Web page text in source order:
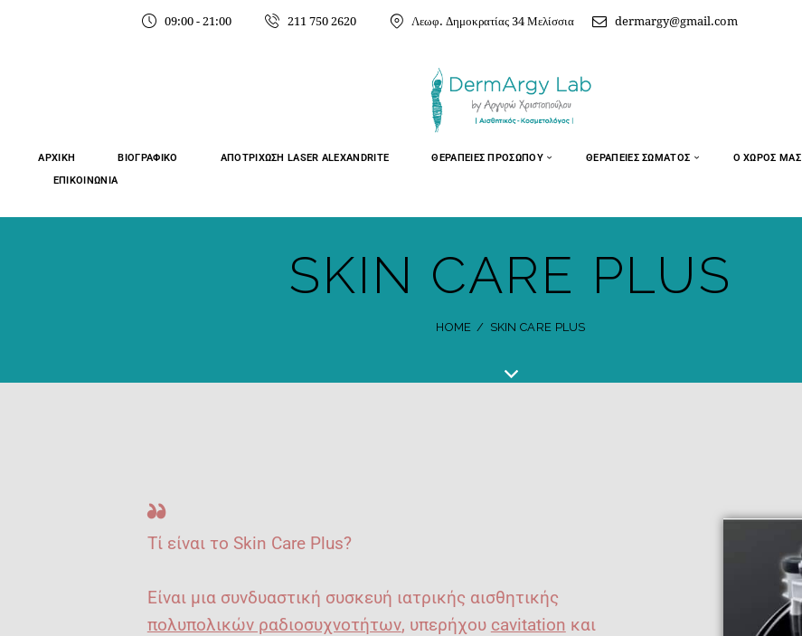
09:00 - 21:00 211 750 2620 Λεωφ. Δημοκρατίας 34 Μελίσσια dermargy@gmail.com
ΑΡΧΙΚΉ ΒΙΟΓΡΑΦΙΚΌ ΑΠΟΤΡΙΧΩΣΗ LASER ALEXANDRITE ΘΕΡΑΠΕΙΕΣ ΠΡΟΣΩΠΟΥ ΘΕΡΑΠΕΙΕΣ ΣΩΜΑΤΟΣ Ο ΧΏΡΟΣ ΜΑΣ
ΕΠΙΚΟΙΝΩΝΊΑ
SKIN CARE PLUS
HOME SKIN CARE PLUS
Τί είναι το Skin Care Plus?
Είναι μια συνδυαστική συσκευή ιατρικής αισθητικής
πολυπολικών ραδιοσυχνοτήτων, υπερήχου cavitation και